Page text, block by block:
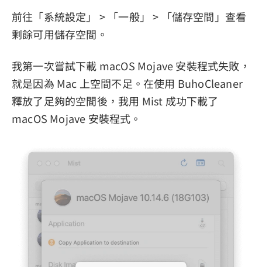
前往「系統設定」 > 「一般」 > 「儲存空間」查看
剩餘可用儲存空間。
我第一次嘗試下載 macOS Mojave 安裝程式失敗，
就是因為 Mac 上空間不足。在使用 BuhoCleaner
釋放了足夠的空間後，我用 Mist 成功下載了
macOS Mojave 安裝程式。